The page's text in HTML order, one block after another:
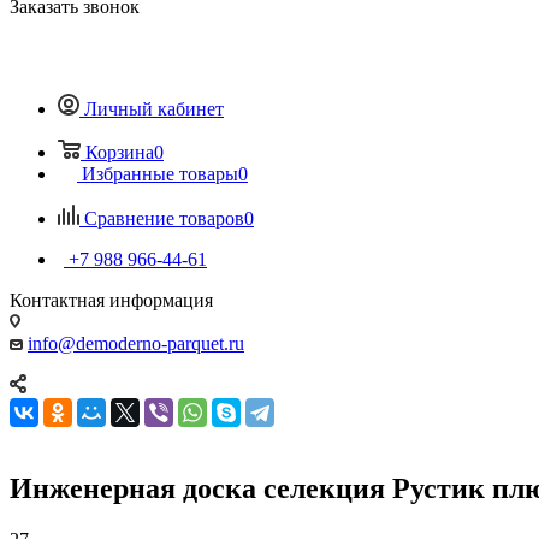
Заказать звонок
Личный кабинет
Корзина0
Избранные товары0
Сравнение товаров0
+7 988 966-44-61
Контактная информация
info@demoderno-parquet.ru
Инженерная доска селекция Рустик